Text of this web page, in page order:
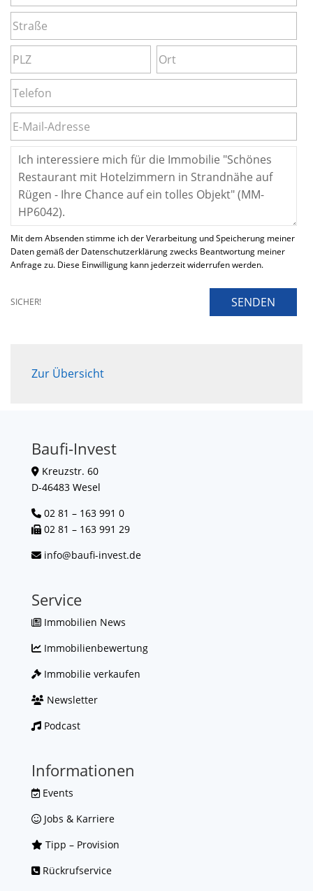
Mit dem Absenden stimme ich der Verarbeitung und Speicherung meiner
Daten gemäß der Datenschutzerklärung zwecks Beantwortung meiner
Anfrage zu. Diese Einwilligung kann jederzeit widerrufen werden.
SICHER! SENDEN
Zur Übersicht
Baufi-Invest
Kreuzstr. 60
D-46483 Wesel
02 81 – 163 991 0
02 81 – 163 991 29
info@baufi-invest.de
Service
Immobilien News
Immobilienbewertung
Immobilie verkaufen
Newsletter
Podcast
Informationen
Events
Jobs & Karriere
Tipp – Provision
Rückrufservice